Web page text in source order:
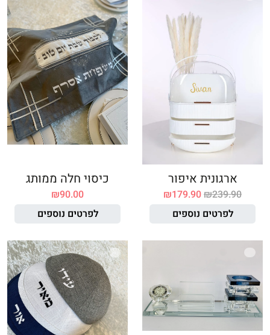
ארגונית איפור
₪239.90
₪179.90
לפרטים נוספים
כיסוי חלה ממותג
₪90.00
לפרטים נוספים